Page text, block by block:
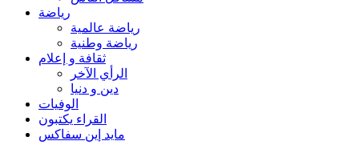
رياضة
رياضة عالمية
رياضة وطنية
ثقافة و إعلام
الرأي الآخر
دين و دنيا
الوفيات
القراء يكتبون
مايد إين سفاكس